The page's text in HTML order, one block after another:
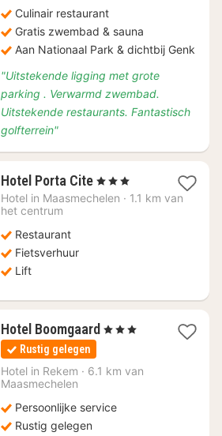
Culinair restaurant
Gratis zwembad & sauna
Aan Nationaal Park & dichtbij Genk
"Uitstekende ligging met grote
parking . Verwarmd zwembad.
Uitstekende restaurants. Fantastisch
golfterrein"
Hotel Porta Cite1
nacht
, 3 Sterren
Hotel in Maasmechelen · 1.1 km van
het centrum
Restaurant
Fietsverhuur
Lift
Hotel Boomgaard 1
€
, 3 Sterren
Rustig gelegen
Hotel in Rekem · 6.1 km van
Maasmechelen
Persoonlijke service
Rustig gelegen